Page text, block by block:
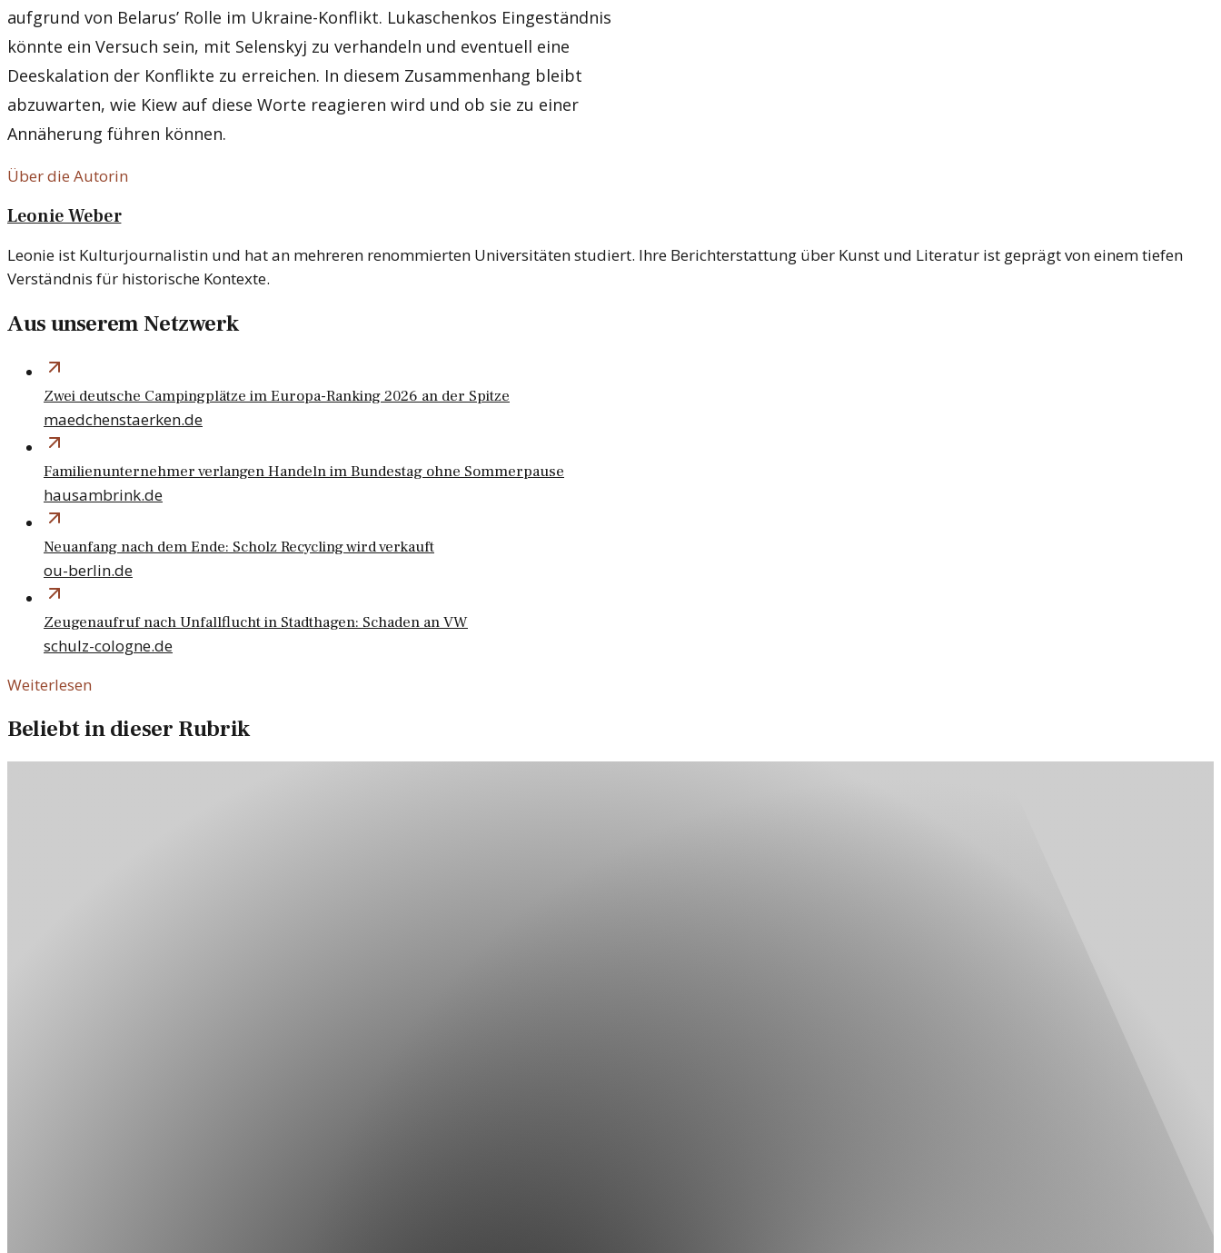
aufgrund von Belarus’ Rolle im Ukraine-Konflikt. Lukaschenkos Eingeständnis
könnte ein Versuch sein, mit Selenskyj zu verhandeln und eventuell eine
Deeskalation der Konflikte zu erreichen. In diesem Zusammenhang bleibt
abzuwarten, wie Kiew auf diese Worte reagieren wird und ob sie zu einer
Annäherung führen können.
Über die Autorin
Leonie Weber
Leonie ist Kulturjournalistin und hat an mehreren renommierten Universitäten studiert. Ihre Berichterstattung über Kunst und Literatur ist geprägt von einem tiefen
Verständnis für historische Kontexte.
Aus unserem Netzwerk
Zwei deutsche Campingplätze im Europa-Ranking 2026 an der Spitze
maedchenstaerken.de
Familienunternehmer verlangen Handeln im Bundestag ohne Sommerpause
hausambrink.de
Neuanfang nach dem Ende: Scholz Recycling wird verkauft
ou-berlin.de
Zeugenaufruf nach Unfallflucht in Stadthagen: Schaden an VW
schulz-cologne.de
Weiterlesen
Beliebt in dieser Rubrik